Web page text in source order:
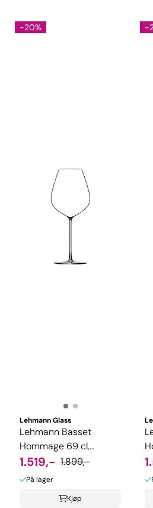
-20%
Lehmann Glass
Lehmann Basset
Hommage 69 cl,
maskinlaget, 6-pk
1.519,- 1.899,-
På lager
Kjøp
-